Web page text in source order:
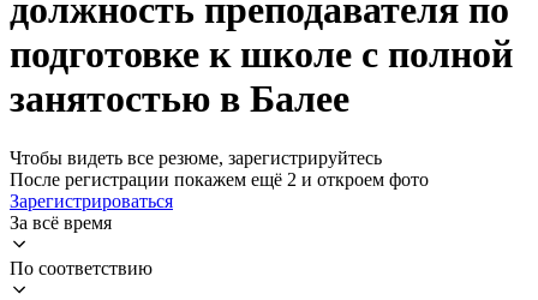
должность преподавателя по
подготовке к школе с полной
занятостью в Балее
Чтобы видеть все резюме, зарегистрируйтесь
После регистрации покажем ещё 2 и откроем фото
Зарегистрироваться
За всё время
По соответствию